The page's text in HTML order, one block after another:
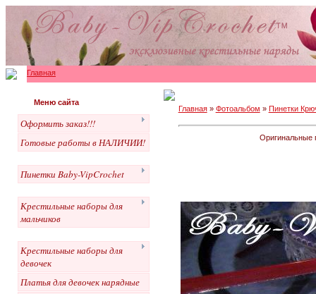
Главная
Меню сайта
Оформить заказ!!!
Готовые работы в НАЛИЧИИ!
Пинетки Baby-VipCrochet
Крестильные наборы для
мальчиков
Крестильные наборы для
девочек
Платья для девочек нарядные
Главная» Фотоальбом » Пинетки
Оригинальные